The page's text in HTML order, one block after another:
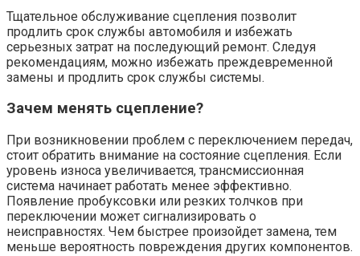
Тщательное обслуживание сцепления позволит
продлить срок службы автомобиля и избежать
серьезных затрат на последующий ремонт. Следуя
рекомендациям, можно избежать преждевременной
замены и продлить срок службы системы.
Зачем менять сцепление?
При возникновении проблем с переключением передач,
стоит обратить внимание на состояние сцепления. Если
уровень износа увеличивается, трансмиссионная
система начинает работать менее эффективно.
Появление пробуксовки или резких толчков при
переключении может сигнализировать о
неисправностях. Чем быстрее произойдет замена, тем
меньше вероятность повреждения других компонентов.